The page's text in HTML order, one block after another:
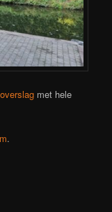
met hele
.